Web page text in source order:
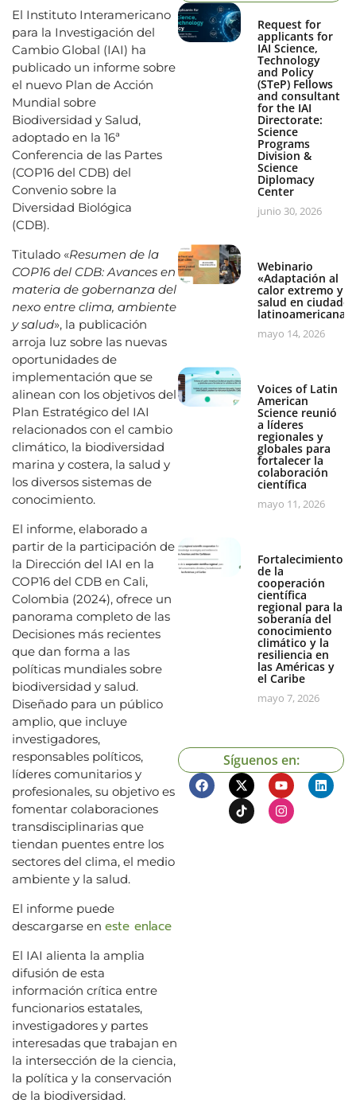
El Instituto Interamericano
para la Investigación del
Cambio Global (IAI) ha
publicado un informe sobre
el nuevo Plan de Acción
Mundial sobre
Biodiversidad y Salud,
adoptado en la 16ª
Conferencia de las Partes
(COP16 del CDB) del
Convenio sobre la
Diversidad Biológica
(CDB).
Titulado «Resumen de la
COP16 del CDB: Avances en
materia de gobernanza del
nexo entre clima, ambiente
y salud», la publicación
arroja luz sobre las nuevas
oportunidades de
implementación que se
alinean con los objetivos del
Plan Estratégico del IAI
relacionados con el cambio
climático, la biodiversidad
marina y costera, la salud y
los diversos sistemas de
conocimiento.
El informe, elaborado a
partir de la participación de
la Dirección del IAI en la
COP16 del CDB en Cali,
Colombia (2024), ofrece un
panorama completo de las
Decisiones más recientes
que dan forma a las
políticas mundiales sobre
biodiversidad y salud.
Diseñado para un público
amplio, que incluye
investigadores,
responsables políticos,
líderes comunitarios y
profesionales, su objetivo es
fomentar colaboraciones
transdisciplinarias que
tiendan puentes entre los
sectores del clima, el medio
ambiente y la salud.
El informe puede
descargarse en este enlace
El IAI alienta la amplia
difusión de esta
información crítica entre
funcionarios estatales,
investigadores y partes
interesadas que trabajan en
la intersección de la ciencia,
la política y la conservación
de la biodiversidad.
Request for
applicants for
IAI Science,
Technology
and Policy
(STeP) Fellows
and consultant
for the IAI
Directorate:
Science
Programs
Division &
Science
Diplomacy
Center
junio 30, 2026
Webinario
«Adaptación al
calor extremo y
salud en ciudades
mayo 14, 2026
Voices of Latin
American
Science reunió
a líderes
regionales y
globales para
fortalecer la
colaboración
científica
mayo 11, 2026
Fortalecimiento
de la
cooperación
científica
regional para la
soberanía del
conocimiento
climático y la
resiliencia en
las Américas y
el Caribe
mayo 7, 2026
Síguenos en: